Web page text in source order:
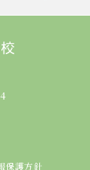
保護方針